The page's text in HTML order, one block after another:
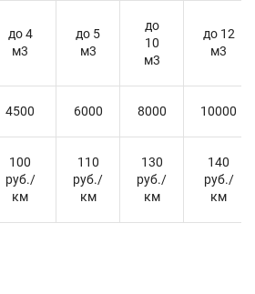
до 4
м3
до 5
м3
до
10
м3
до 12
м3
4500 6000 8000 10000
100
руб./
км
110
руб./
км
130
руб./
км
140
руб./
км